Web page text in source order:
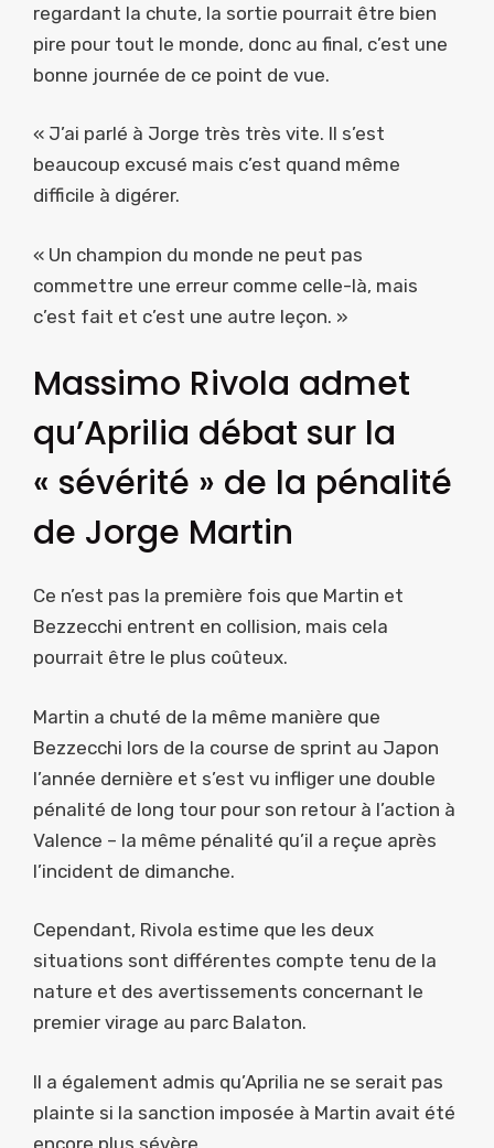
regardant la chute, la sortie pourrait être bien
pire pour tout le monde, donc au final, c’est une
bonne journée de ce point de vue.
« J’ai parlé à Jorge très très vite. Il s’est
beaucoup excusé mais c’est quand même
difficile à digérer.
« Un champion du monde ne peut pas
commettre une erreur comme celle-là, mais
c’est fait et c’est une autre leçon. »
Massimo Rivola admet
qu’Aprilia débat sur la
« sévérité » de la pénalité
de Jorge Martin
Ce n’est pas la première fois que Martin et
Bezzecchi entrent en collision, mais cela
pourrait être le plus coûteux.
Martin a chuté de la même manière que
Bezzecchi lors de la course de sprint au Japon
l’année dernière et s’est vu infliger une double
pénalité de long tour pour son retour à l’action à
Valence – la même pénalité qu’il a reçue après
l’incident de dimanche.
Cependant, Rivola estime que les deux
situations sont différentes compte tenu de la
nature et des avertissements concernant le
premier virage au parc Balaton.
Il a également admis qu’Aprilia ne se serait pas
plainte si la sanction imposée à Martin avait été
encore plus sévère.